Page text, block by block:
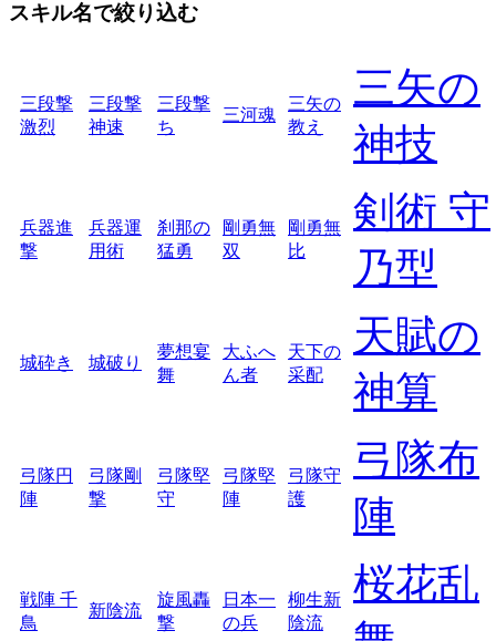
スキル名で絞り込む
三段撃
激烈
三段撃
神速
三段撃
ち
三河魂
三矢の
教え
三矢の
神技
兵器進
撃
兵器運
用術
刹那の
猛勇
剛勇無
双
剛勇無
比
剣術 守
乃型
城砕き 城破り
夢想宴
舞
大ふへ
ん者
天下の
采配
天賦の
神算
弓隊円
陣
弓隊剛
撃
弓隊堅
守
弓隊堅
陣
弓隊守
護
弓隊布
陣
戦陣 千
鳥
新陰流
旋風轟
撃
日本一
の兵
柳生新
陰流
桜花乱